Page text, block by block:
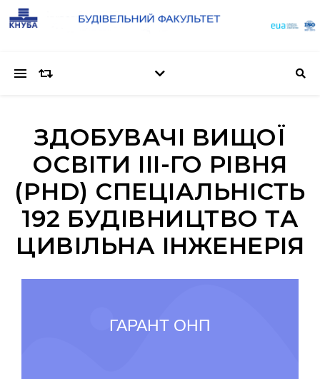
ЗДОБУВАЧІ ВИЩОЇ
ОСВІТИ III-ГО РІВНЯ
(PHD) СПЕЦІАЛЬНІСТЬ
192 БУДІВНИЦТВО ТА
ЦИВІЛЬНА ІНЖЕНЕРІЯ
ГАРАНТ ОНП